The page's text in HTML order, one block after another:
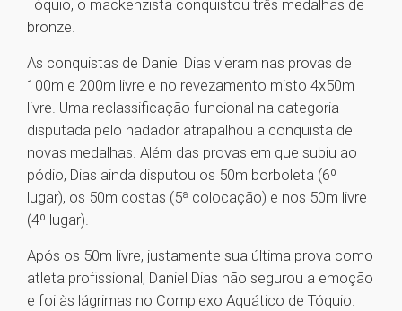
Tóquio, o mackenzista conquistou três medalhas de
bronze.
As conquistas de Daniel Dias vieram nas provas de
100m e 200m livre e no revezamento misto 4x50m
livre. Uma reclassificação funcional na categoria
disputada pelo nadador atrapalhou a conquista de
novas medalhas. Além das provas em que subiu ao
pódio, Dias ainda disputou os 50m borboleta (6º
lugar), os 50m costas (5ª colocação) e nos 50m livre
(4º lugar).
Após os 50m livre, justamente sua última prova como
atleta profissional, Daniel Dias não segurou a emoção
e foi às lágrimas no Complexo Aquático de Tóquio.